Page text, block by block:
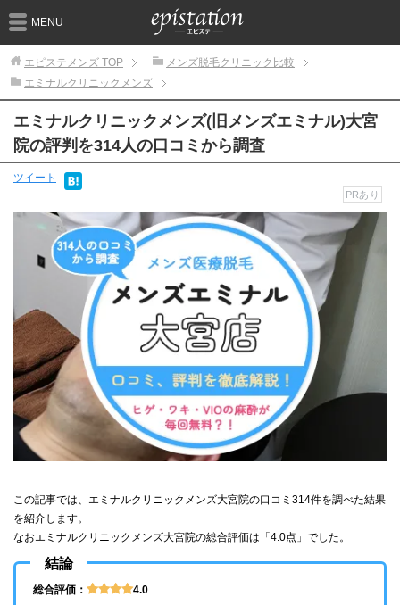
MENU
エピステメンズ TOP
メンズ脱毛クリニック比較
エミナルクリニックメンズ
エミナルクリニックメンズ(旧メンズエミナル)大宮
院の評判を314人の口コミから調査
ツイート
PRあり
この記事では、エミナルクリニックメンズ大宮院の口コミ314件を調べた結果
を紹介します。
なおエミナルクリニックメンズ大宮院の総合評価は「4.0点」でした。
結論
総合評価： 4.0